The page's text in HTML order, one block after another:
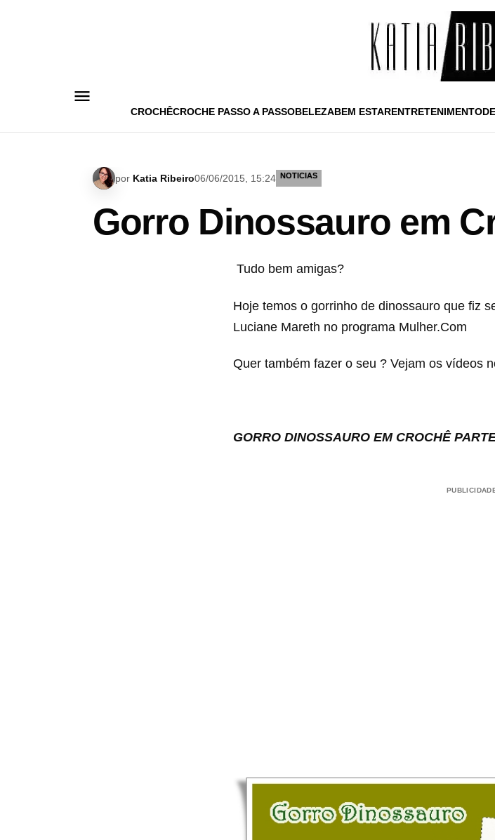
CROCHÊCROCHE PASSO A PASSOBELEZABEM ESTARENTRETENIMENTO
por Katia Ribeiro06/06/2015, 15:24 NOTICIAS
Gorro Dinossauro em
Tudo bem amigas?
Hoje temos o gorrinho de dinossauro que fiz
Luciane Mareth no programa Mulher.Com
Quer também fazer o seu ? Vejam os vídeos
GORRO DINOSSAURO EM CROCHÊ